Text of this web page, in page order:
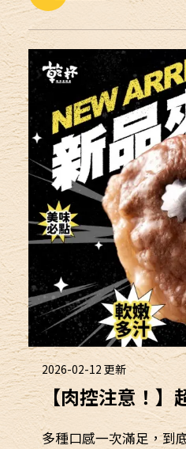
2026-02-12 更新
【肉控注意！】
多種口感一次滿足，到